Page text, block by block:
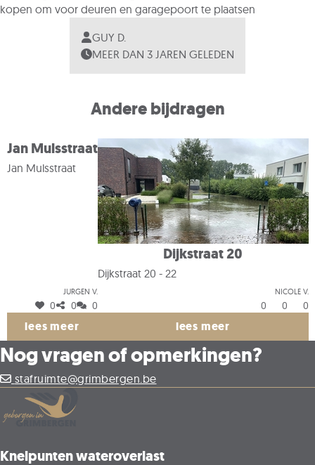
kopen om voor deuren en garagepoort te plaatsen
GUY D.
MEER DAN 3 JAREN GELEDEN
Andere bijdragen
Jan Mulsstraat
Jan Mulsstraat
Jurgen V.
0 0 0
lees meer
Dijkstraat 20
Dijkstraat 20 - 22
Nicole V.
0 0 0
lees meer
Nog vragen of opmerkingen?
stafruimte@grimbergen.be
Knelpunten wateroverlast